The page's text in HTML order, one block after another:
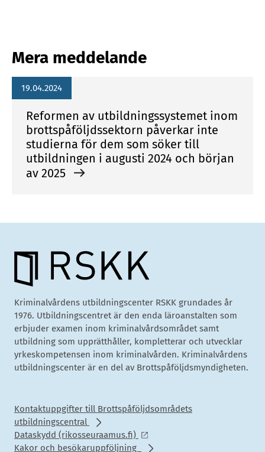
Mera meddelande
19.04.2024
Reformen av utbildningssystemet inom
brottspåföljdssektorn påverkar inte
studierna för dem som söker till
utbildningen i augusti 2024 och början
av 2025
Kriminalvårdens utbildningscenter RSKK grundades år
1976. Utbildningscentret är den enda läroanstalten som
erbjuder examen inom kriminalvårdsområdet samt
utbildning som upprätthåller, kompletterar och utvecklar
yrkeskompetensen inom kriminalvården. Kriminalvårdens
utbildningscenter är en del av Brottspåföljdsmyndigheten.
Kontaktuppgifter till Brottspåföljdsområdets
utbildningscentral
Dataskydd (rikosseuraamus.fi)
Kakor och besökaruppföljning